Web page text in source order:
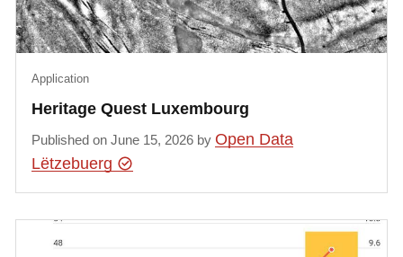
Heritage Quest Luxembourg
Application
Published on June 15, 2026 byOpen Data
Lëtzebuerg